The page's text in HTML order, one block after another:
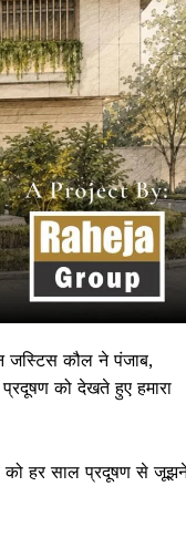
जस्टिस कौल ने पंजाब,
को देखते हुए हमारा
को हर साल प्रदूषण से